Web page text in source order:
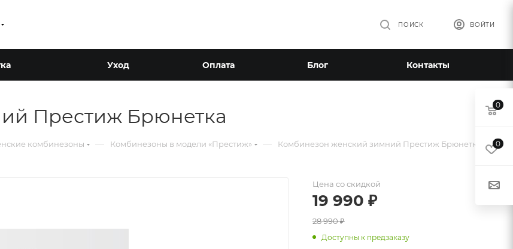
ВОЙТИ
ПОИСК
Уход Оплата Блог Контакты
Престиж Брюнетка
комбинезоны — Комбинезоны в модели «Престиж» — Комбинезон женский зимний Престиж Брюнетка
Цена со скидкой
19 990 ₽
28 990₽
Доступны к предзаказу
0
0